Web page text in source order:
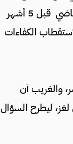
معلومات تتردد ان رئيس الوزراء جعفر حسان طلب في شهر أيلول من العام الماضي قبل 5 أشهر
الكفاءات
والغريب أن
ليطرح السؤال